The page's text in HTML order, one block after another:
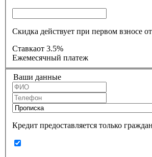
Скидка действует при первом взносе
Ставкаот 3.5%
Ежемесячный платеж
Ваши данные
Кредит предоставляется только